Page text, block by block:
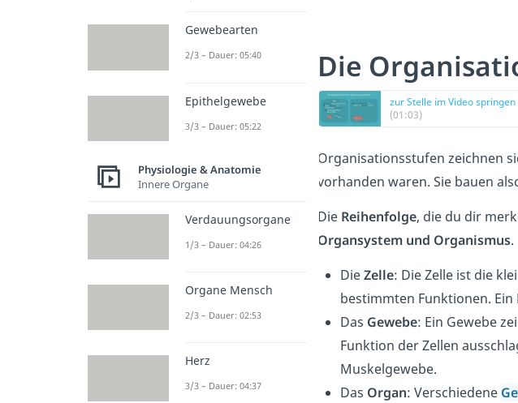
Die
zur Stelle im Video springen
(01:03)
Organisationsstufen zeichnen
vorhanden waren. Sie bauen
Die Reihenfolge, die du dir
Organsystem und Organismus.
DieZelle: Die Zelle ist die
bestimmten Funktionen.
Das Gewebe: Ein Gewebe
Funktion der Zellen
Muskelgewebe.
Das Organ: Verschiedene
Gewebearten
2/3 – Dauer: 05:40
Epithelgewebe
3/3 – Dauer: 05:22
Physiologie & Anatomie
Innere Organe
Verdauungsorgane
1/3 – Dauer: 04:26
Organe Mensch
2/3 – Dauer: 02:53
Herz
3/3 – Dauer: 04:37